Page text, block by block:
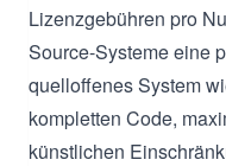
Lizenzgebühren pro
Source-Systeme eine
quelloffenes System
kompletten Code,
künstlichen